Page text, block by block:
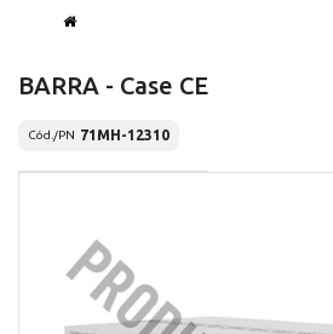
BARRA - Case CE
Cód./PN 71MH-12310